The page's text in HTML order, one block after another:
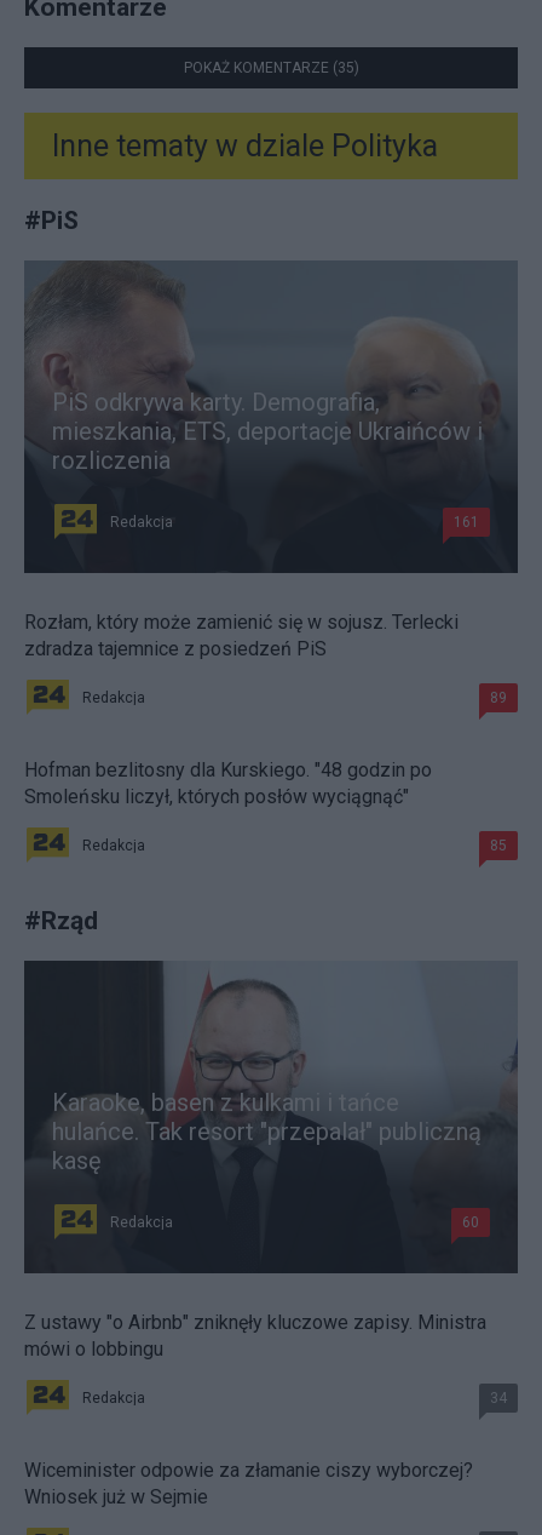
Komentarze
POKAŻ KOMENTARZE (35)
Inne tematy w dziale Polityka
#PiS
PiS odkrywa karty. Demografia,
mieszkania, ETS, deportacje Ukraińców i
rozliczenia
Redakcja 161
Rozłam, który może zamienić się w sojusz. Terlecki
zdradza tajemnice z posiedzeń PiS
Redakcja 89
Hofman bezlitosny dla Kurskiego. "48 godzin po
Smoleńsku liczył, których posłów wyciągnąć"
Redakcja 85
#Rząd
Karaoke, basen z kulkami i tańce
hulańce. Tak resort "przepalał" publiczną
kasę
Redakcja 60
Z ustawy "o Airbnb" zniknęły kluczowe zapisy. Ministra
mówi o lobbingu
Redakcja 34
Wiceminister odpowie za złamanie ciszy wyborczej?
Wniosek już w Sejmie